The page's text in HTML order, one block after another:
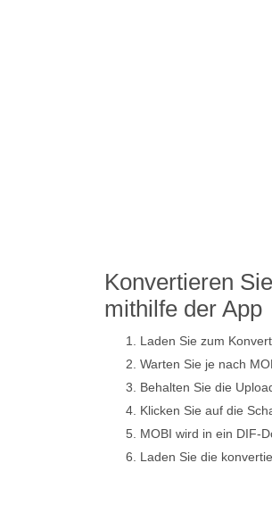
Konvertieren
mithilfe der App
Laden Sie zum
Warten Sie je nach
Behalten Sie die
Klicken Sie auf die
MOBI wird in ein DIF-
Laden Sie die